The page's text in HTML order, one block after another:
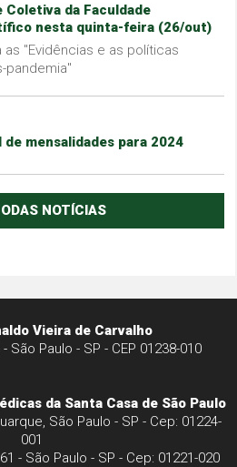
Coletiva da Faculdade
nesta quinta-feira (26/out)
"Evidências e as políticas
pandemia"
mensalidades para 2024
NOTÍCIAS
Vieira de Carvalho
São Paulo - SP - CEP 01238-010
da Santa Casa de São Paulo
São Paulo - SP - Cep: 01224-
001
- São Paulo - SP - Cep: 01221-020